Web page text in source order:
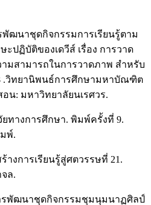
พัฒนาชุดกิจกรรมการเรียนรู้ตาม
ปฏิบัติของเดวีส์ เรื่อง การวาด
มสามารถในการวาดภาพ สำหรับ
.วิทยานิพนธ์การศึกษามหาบัณฑิต
น: มหาวิทยาลัยนเรศวร.
ยทางการศึกษา. พิมพ์ครั้งที่ 9.
พ์.
างการเรียนรู้สู่ศตวรรษที่ 21.
ล.
ารพัฒนาชุดกิจกรรมชุมนุมนาฏศิลป์